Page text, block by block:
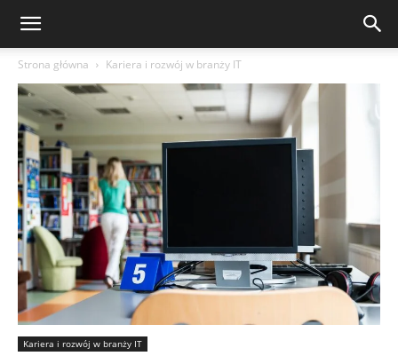
Strona główna Kariera i rozwój w branży IT
Kariera i rozwój w branży IT